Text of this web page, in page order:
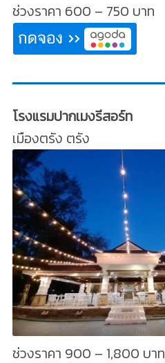
ช่วงราคา 600 – 750 บาท
โรงแรมปากเมงรีสอร์ท
เมืองตรัง ตรัง
ช่วงราคา 900 – 1,800 บาท